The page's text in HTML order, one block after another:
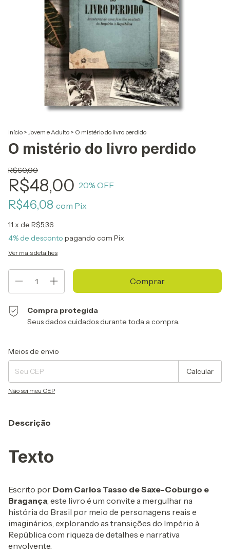
Início > Jovem e Adulto > O mistério do livro perdido
O mistério do livro perdido
R$60,00
R$48,00 20% OFF
R$46,08 com Pix
11 x de R$5,36
4% de desconto pagando com Pix
Ver mais detalhes
Compra protegida
Seus dados cuidados durante toda a compra.
Entregas para o CEP:
Meios de envio
Calcular
Não sei meu CEP
Descrição
Texto
Escrito por Dom Carlos Tasso de Saxe-Coburgo e
Bragança, este livro é um convite a mergulhar na
história do Brasil por meio de personagens reais e
imaginários, explorando as transições do Império à
República com riqueza de detalhes e narrativa
envolvente.